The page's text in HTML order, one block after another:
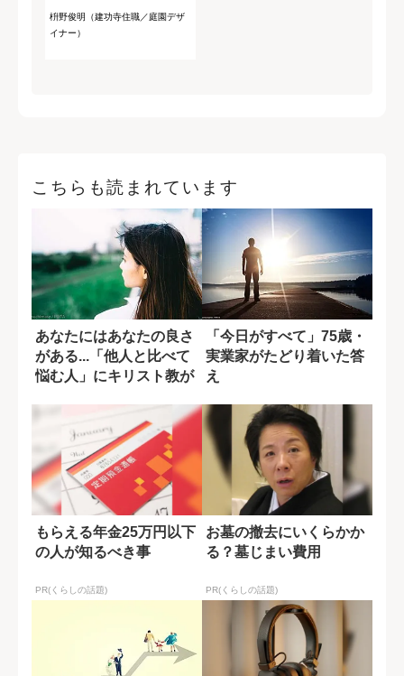
枡野俊明（建功寺住職／庭園デザ
イナー）
こちらも読まれています
あなたにはあなたの良さ
がある...「他人と比べて
悩む人」にキリスト教が
「今日がすべて」75歳・
実業家がたどり着いた答
え
もらえる年金25万円以下
の人が知るべき事
PR(くらしの話題)
お墓の撤去にいくらかか
る？墓じまい費用
PR(くらしの話題)